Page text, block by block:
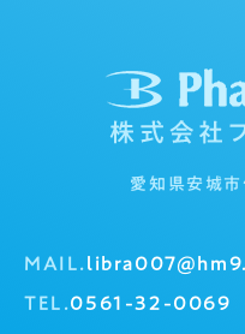
愛知県安城
MAIL.
TEL.0561-32-0069